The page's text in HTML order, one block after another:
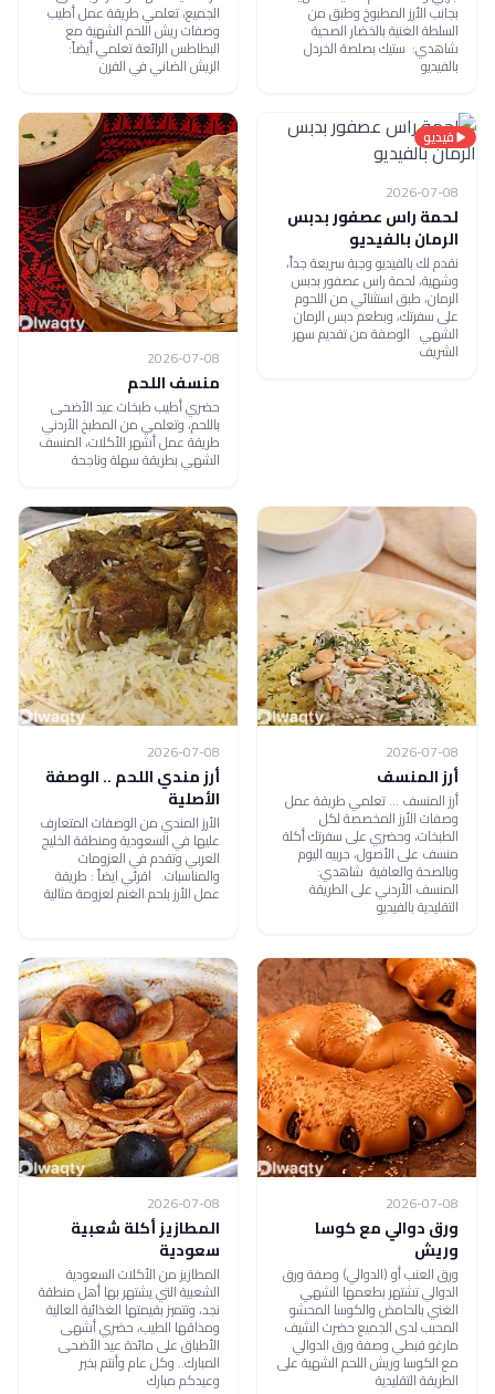
بجانب الأرز المطبوخ وطبق من
السلطة الغنية بالخضار الصحية
شاهدي: ستيك بصلصة الخردل
بالفيديو
الجميع، تعلمي طريقة عمل أطيب
وصفات ريش اللحم الشهية مع
البطاطس الرائعة تعلمي أيضاً:
الريش الضاني في الفرن
فيديو
2026-07-08
لحمة راس عصفور بدبس
الرمان بالفيديو
نقدم لك بالفيديو وجبة سريعة جداً،
وشهية، لحمة راس عصفور بدبس
الرمان، طبق استثنائي من اللحوم
على سفرتك، وبطعم دبس الرمان
الشهي الوصفة من تقديم سهر
الشريف 2026-07-08
منسف اللحم
حضري أطيب طبخات عيد الأضحى
باللحم، وتعلمي من المطبخ الأردني
طريقة عمل أشهر الأكلات، المنسف
الشهي بطريقة سهلة وناجحة
2026-07-08
أرز المنسف
أرز المنسف ... تعلمي طريقة عمل
وصفات الأرز المخصصة لكل
الطبخات، وحضري على سفرتك أكلة
منسف على الأصول، جربيه اليوم
وبالصحة والعافية شاهدي:
المنسف الأردني على الطريقة
التقليدية بالفيديو
2026-07-08
أرز مندي اللحم .. الوصفة
الأصلية
الأرز المندي من الوصفات المتعارف
عليها في السعودية ومنطقة الخليج
العربي وتقدم في العزومات
والمناسبات. اقرئي ايضاً : طريقة
عمل الأرز بلحم الغنم لعزومة مثالية
2026-07-08
ورق دوالي مع كوسا
وريش
ورق العنب أو (الدوالي) وصفة ورق
الدوالي تشتهر بطعمها الشهي
الغني بالحامض والكوسا المحشو
المحبب لدى الجميع حضرت الشيف
مارغو قبطي وصفة ورق الدوالي
مع الكوسا وريش اللحم الشهية على
الطريقة التقليدية
2026-07-08
المطازيز أكلة شعبية
سعودية
المطازيز من الأكلات السعودية
الشعبية التي يشتهر بها أهل منطقة
نجد، وتتميز بقيمتها الغذائية العالية
ومذاقها الطيب، حضري أشهى
الأطباق على مائدة عيد الأضحى
المبارك.. وكل عام وأنتم بخير
وعيدكم مبارك